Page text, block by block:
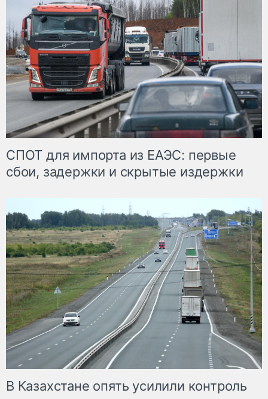
СПОТ для импорта из ЕАЭС: первые
сбои, задержки и скрытые издержки
В Казахстане опять усилили контроль